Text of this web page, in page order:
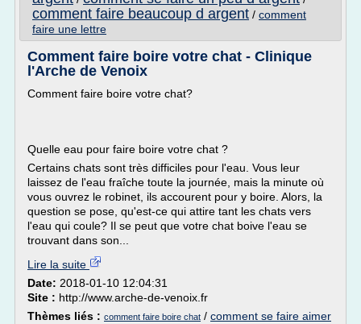
comment faire beaucoup d argent / comment
faire une lettre
Comment faire boire votre chat - Clinique
l'Arche de Venoix
Comment faire boire votre chat?
Quelle eau pour faire boire votre chat ?
Certains chats sont très difficiles pour l'eau. Vous leur
laissez de l'eau fraîche toute la journée, mais la minute où
vous ouvrez le robinet, ils accourent pour y boire. Alors, la
question se pose, qu'est-ce qui attire tant les chats vers
l'eau qui coule? Il se peut que votre chat boive l'eau se
trouvant dans son...
Lire la suite
Date: 2018-01-10 12:04:31
Site : http://www.arche-de-venoix.fr
Thèmes liés : comment faire boire chat / comment se faire aimer